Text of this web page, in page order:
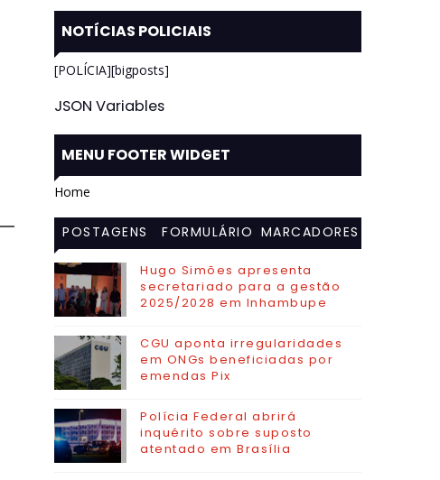
NOTÍCIAS POLICIAIS
[POLÍCIA][bigposts]
JSON Variables
MENU FOOTER WIDGET
Home
POSTAGENS
MAIS
VISITADAS
FORMULÁRIO MARCADORES
Hugo Simões apresenta
secretariado para a gestão
2025/2028 em Inhambupe
CGU aponta irregularidades
em ONGs beneficiadas por
emendas Pix
Polícia Federal abrirá
inquérito sobre suposto
atentado em Brasília